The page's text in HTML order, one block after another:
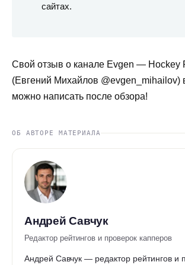
сайтах.
Свой отзыв о канале Evgen — Hockey
(Евгений Михайлов @evgen_mihailov)
можно написать после обзора!
ОБ АВТОРЕ МАТЕРИАЛА
Андрей Савчук
Редактор рейтингов и проверок капперов
Андрей Савчук — редактор рейтингов и